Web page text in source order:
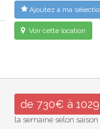
Ajoutez à ma
Voir cette location
de 730€ à
la semaine selon saison